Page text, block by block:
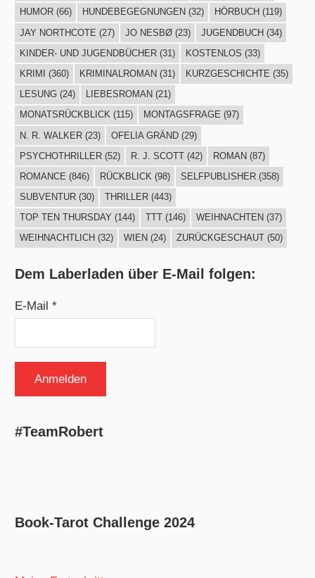
HUMOR(66) HUNDEBEGEGNUNGEN (32) HÖRBUCH (119)
JAY NORTHCOTE (27) JO NESBØ(23) JUGENDBUCH(34)
KINDER- UND JUGENDBÜCHER(31) KOSTENLOS (33)
KRIMI
(360) KRIMINALROMAN (31) KURZGESCHICHTE (35)
LESUNG(24) LIEBESROMAN (21)
MONATSRÜCKBLICK(115) MONTAGSFRAGE (97)
N. R. WALKER(23) OFELIA GRÄND(29)
PSYCHOTHRILLER(52) R. J. SCOTT(42) ROMAN(87)
ROMANCE (846) RÜCKBLICK (98) SELFPUBLISHER(358)
SUBVENTUR(30) THRILLER(443)
TOP TEN THURSDAY (144) TTT(146) WEIHNACHTEN (37)
WEIHNACHTLICH (32) WIEN (24) ZURÜCKGESCHAUT(50)
Dem Laberladen über E-Mail folgen:
E-Mail *
#TeamRobert
Book-Tarot Challenge 2024